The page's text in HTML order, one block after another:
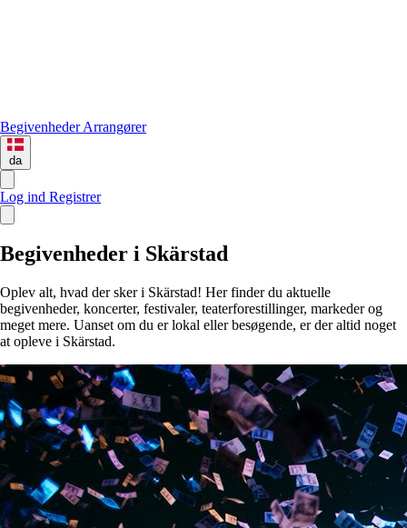
BegivenhederArrangører
da
Log ind Registrer
Begivenheder i Skärstad
Oplev alt, hvad der sker i Skärstad! Her finder du aktuelle
begivenheder, koncerter, festivaler, teaterforestillinger, markeder og
meget mere. Uanset om du er lokal eller besøgende, er der altid noget
at opleve i Skärstad.